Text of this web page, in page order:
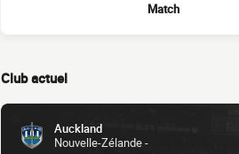
Match
Club actuel
Auckland
Nouvelle-Zélande -